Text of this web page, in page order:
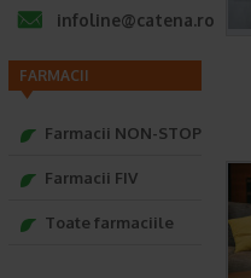
infoline@catena.ro
FARMACII
Farmacii NON-STOP
Farmacii FIV
Toate farmaciile